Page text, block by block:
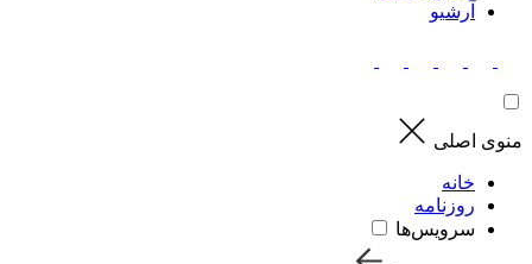
آرشیو
منوی اصلی
خانه
روزنامه
سرویس‌ها